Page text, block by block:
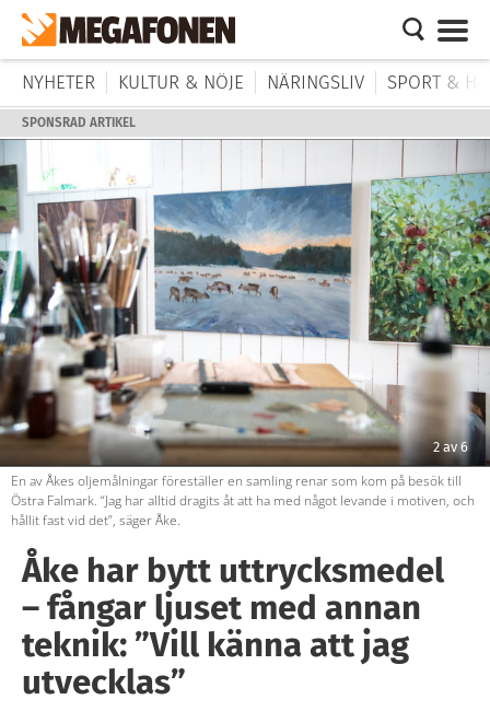
NYHETER KULTUR & NÖJE NÄRINGSLIV SPORT &
SPONSRAD ARTIKEL
2 av 6
En av Åkes oljemålningar föreställer en samling renar som kom på besök till
Östra Falmark. “Jag har alltid dragits åt att ha med något levande i motiven, och
hållit fast vid det”, säger Åke.
Åke har bytt uttrycksmedel
– fångar ljuset med annan
teknik: ”Vill känna att jag
utvecklas”